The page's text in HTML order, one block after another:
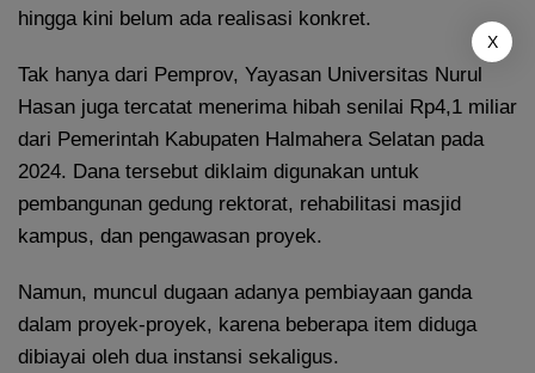
hingga kini belum ada realisasi konkret.
Tak hanya dari Pemprov, Yayasan Universitas Nurul
Hasan juga tercatat menerima hibah senilai Rp4,1 miliar
dari Pemerintah Kabupaten Halmahera Selatan pada
2024. Dana tersebut diklaim digunakan untuk
pembangunan gedung rektorat, rehabilitasi masjid
kampus, dan pengawasan proyek.
Namun, muncul dugaan adanya pembiayaan ganda
dalam proyek-proyek, karena beberapa item diduga
dibiayai oleh dua instansi sekaligus.
X